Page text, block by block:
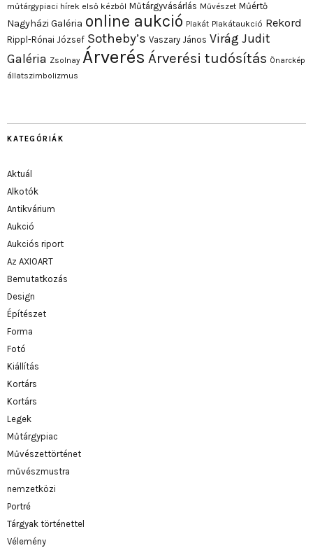
műtárgypiaci hírek első kézből Műtárgyvásárlás Művészet Műértő
Nagyházi Galéria online aukció Plakát Plakátaukció Rekord
Rippl-Rónai József Sotheby’s Vaszary János Virág Judit
Galéria Zsolnay Árverés Árverési tudósítás Önarckép
állatszimbolizmus
KATEGÓRIÁK
Aktuál
Alkotók
Antikvárium
Aukció
Aukciós riport
Az AXIOART
Bemutatkozás
Design
Építészet
Forma
Fotó
Kiállítás
Kortárs
Kortárs
Legek
Műtárgypiac
Művészettörténet
művészmustra
nemzetközi
Portré
Tárgyak történettel
Vélemény